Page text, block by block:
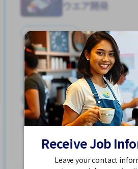
ウエア開発
正社員
ボーナス リーダーになれる
土日祝休み
昇給
正社員登用
駅から近い
大甕駅 (茨城)
215,000 - 365,000/month
求人掲載 ３ヶ月前〜
Receive Job
Leave your contact